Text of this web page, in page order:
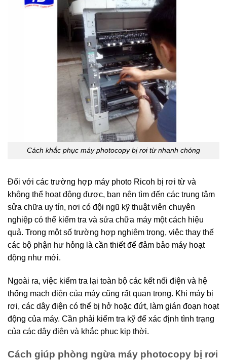
Cách khắc phục máy photocopy bị rơi từ nhanh chóng
Đối với các trường hợp máy photo Ricoh bị rơi từ và
không thể hoạt động được, bạn nên tìm đến các trung tâm
sửa chữa uy tín, nơi có đội ngũ kỹ thuật viên chuyên
nghiệp có thể kiểm tra và sửa chữa máy một cách hiệu
quả. Trong một số trường hợp nghiêm trọng, việc thay thế
các bộ phận hư hỏng là cần thiết để đảm bảo máy hoạt
động như mới.
Ngoài ra, việc kiểm tra lại toàn bộ các kết nối điện và hệ
thống mạch điện của máy cũng rất quan trọng. Khi máy bị
rơi, các dây điện có thể bị hở hoặc đứt, làm gián đoạn hoạt
động của máy. Cần phải kiểm tra kỹ để xác định tình trạng
của các dây điện và khắc phục kịp thời.
Cách giúp phòng ngừa máy photocopy bị rơi